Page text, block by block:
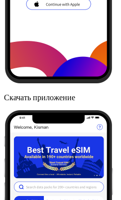
Скачать приложение